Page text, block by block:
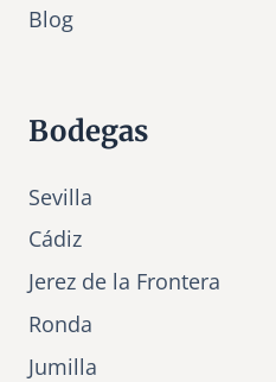
Blog
Bodegas
Sevilla
Cádiz
Jerez de la Frontera
Ronda
Jumilla